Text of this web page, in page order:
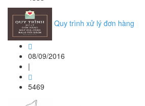
Quy trình xử lý đơn hàng
08/09/2016
|
5469